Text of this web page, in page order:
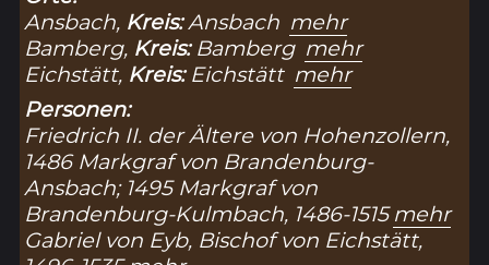
Ansbach, Kreis:Ansbach mehr
Bamberg, Kreis: Bamberg mehr
Eichstätt, Kreis: Eichstätt mehr
Personen:
Friedrich II. der Ältere von Hohenzollern,
1486 Markgraf von Brandenburg-
Ansbach; 1495 Markgraf von
Brandenburg-Kulmbach, 1486-1515 mehr
Gabriel von Eyb, Bischof von Eichstätt,